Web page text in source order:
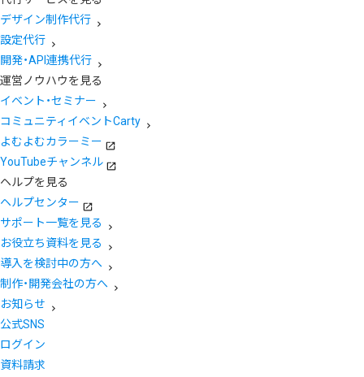
デザイン制作代行
設定代行
開発・API連携代行
運営ノウハウを見る
イベント・セミナー
コミュニティイベントCarty
よむよむカラーミー
YouTubeチャンネル
ヘルプを見る
ヘルプセンター
サポート一覧を見る
お役立ち資料を見る
導入を検討中の方へ
制作・開発会社の方へ
お知らせ
公式SNS
ログイン
資料請求